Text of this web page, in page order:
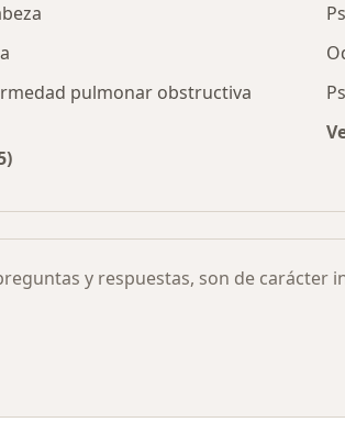
pulmonar obstructiva
y respuestas, son de carácter